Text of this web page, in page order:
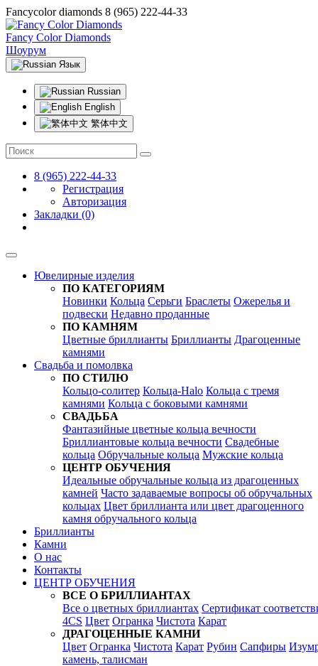
Fancycolor diamonds 8 (965) 222-44-33
Fancy Color Diamonds
Шоурум
Язык
Russian
English
繁体中文
8 (965) 222-44-33
Регистрация
Авторизация
Закладки (0)
Ювелирные изделия
ПО КАТЕГОРИЯМ
Новинки Кольца Серьги Браслеты Ожерелья и
подвески Недавно проданные
ПО КАМНЯМ
Цветные бриллианты Бриллианты Драгоценные
камнями
Свадьба и помолвка
ПО СТИЛЮ
Кольцо-солитер Кольца-Halo Кольца c тремя
камнями Кольца c боковыми камнями
СВАДЬБА
Фантазийные цветные кольца вечности
Бриллиантовые кольца вечности Свадебные
кольца Обручальные кольца Мужские кольца
ЦЕНТР ОБУЧЕНИЯ
Идеальные обручальные кольца из драгоценных
камней Часто задаваемые вопросы об обручальных
кольцах Цвет бриллианта или цвет драгоценного
камня обручального кольца
Бриллианты
Камни
О нас
Контакты
ЦЕНТР ОБУЧЕНИЯ
ВСЕ О БРИЛЛИАНТАХ
Все о цветных бриллиантах Сертификат
4CS Цвет Огранка Чистота Карат
ДРАГОЦЕННЫЕ КАМНИ
Цвет Огранка Чистота Карат Рубин Сапфиры
камень, талисман